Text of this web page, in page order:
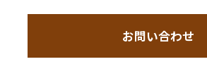
お問い合わせ